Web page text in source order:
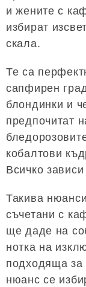
и жените с
избират
скала.
Те са
сапфирен
блондинки и
предпочитат
кобалтови
Всичко
Такива
съчетани с
ще даде на
нотка на
подходяща за
нюанс се